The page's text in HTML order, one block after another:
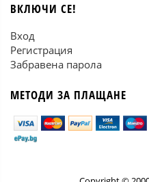
ВКЛЮЧИ СЕ!
Вход
Регистрация
Забравена парола
МЕТОДИ ЗА ПЛАЩАНЕ